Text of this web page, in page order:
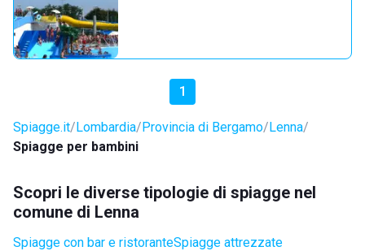
1
Spiagge.it Lombardia Provincia di Bergamo Lenna
Spiagge per bambini
Scopri le diverse tipologie di spiagge nel
comune di Lenna
Spiagge con bar e ristoranteSpiagge attrezzate